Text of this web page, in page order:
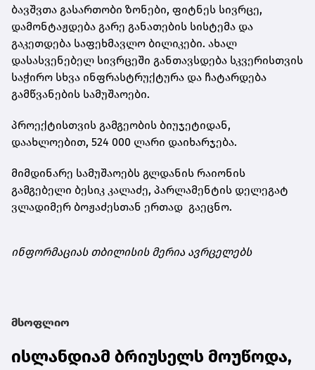
ბავშვთა გასართობი ზონები, ფიტნეს სივრცე,
დამონტაჟდება გარე განათების სისტემა და
გაკეთდება საფეხმავლო ბილიკები. ახალ
დასასვენებელ სივრცეში განთავსდება სკვერისთვის
საჭირო სხვა ინფრასტრუქტურა და ჩატარდება
გამწვანების სამუშაოები.
პროექტისთვის გამგეობის ბიუჯეტიდან,
დაახლოებით, 524 000 ლარი დაიხარჯება.
მიმდინარე სამუშაოებს გლდანის რაიონის
გამგებელი ბესიკ კალაძე, პარლამენტის დელეგატ
ვლადიმერ ბოჟაძესთან ერთად გაეცნო.
ინფორმაციას თბილისის მერია ავრცელებს
მსოფლიო
ისლანდიამ ბრიუსელს მოუწოდა,